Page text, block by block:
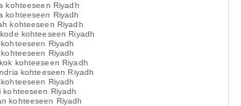
kohteeseen Riyadh
kohteeseen Riyadh
kohteeseen Riyadh
kohteeseen Riyadh
Riyadh
Riyadh
kohteeseen Riyadh
kohteeseen Riyadh
Riyadh
Riyadh
kohteeseen Riyadh